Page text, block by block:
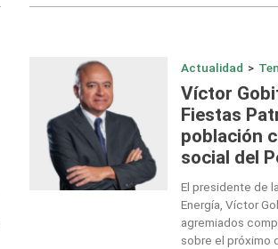
Actualidad >
Víctor
Fiestas
población
social del
El presidente de
Energía, Víctor
agremiados
sobre el próximo